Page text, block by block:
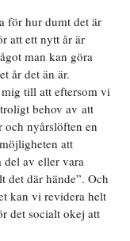
för hur dumt det är
att ett nytt år är
man kan göra
år det än är.
till att eftersom vi
behov av att
och nyårslöften en
att
del av eller vara
det där hände”. Och
kan vi revidera helt
det socialt okej att